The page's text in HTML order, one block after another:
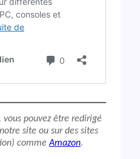
pouvez être redirigé
site ou sur des sites
commeAmazon.